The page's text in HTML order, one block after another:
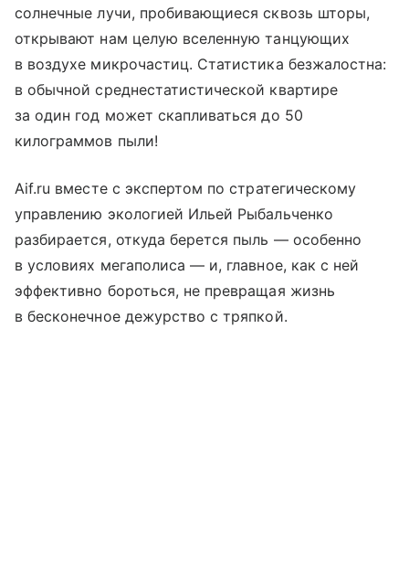
солнечные лучи, пробивающиеся сквозь шторы,
открывают нам целую вселенную танцующих
в воздухе микрочастиц. Статистика безжалостна:
в обычной среднестатистической квартире
за один год может скапливаться до 50
килограммов пыли!
Aif.ru вместе с экспертом по стратегическому
управлению экологией Ильей Рыбальченко
разбирается, откуда берется пыль — особенно
в условиях мегаполиса — и, главное, как с ней
эффективно бороться, не превращая жизнь
в бесконечное дежурство с тряпкой.